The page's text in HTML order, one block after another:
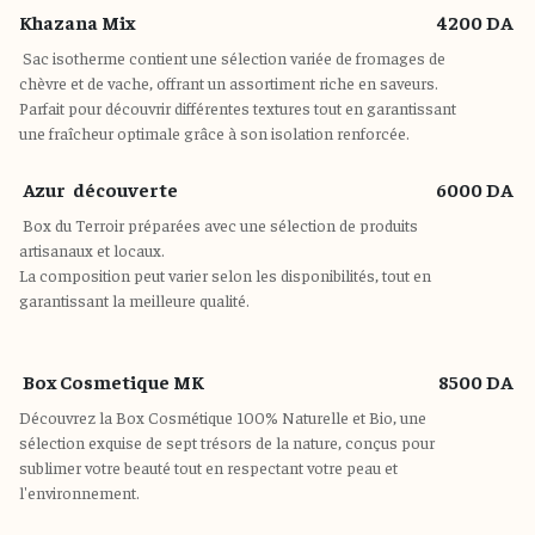
Khazana Mix 4200 DA
Sac isotherme contient une sélection variée de fromages de
chèvre et de vache, offrant un assortiment riche en saveurs.
Parfait pour découvrir différentes textures tout en garantissant
une fraîcheur optimale grâce à son isolation renforcée.
Azur découverte 6000 DA
Box du Terroir préparées avec une sélection de produits
artisanaux et locaux.
La composition peut varier selon les disponibilités, tout en
garantissant la meilleure qualité.
Box Cosmetique MK 8500 DA
Découvrez la Box Cosmétique 100% Naturelle et Bio, une
sélection exquise de sept trésors de la nature, conçus pour
sublimer votre beauté tout en respectant votre peau et
l'environnement.